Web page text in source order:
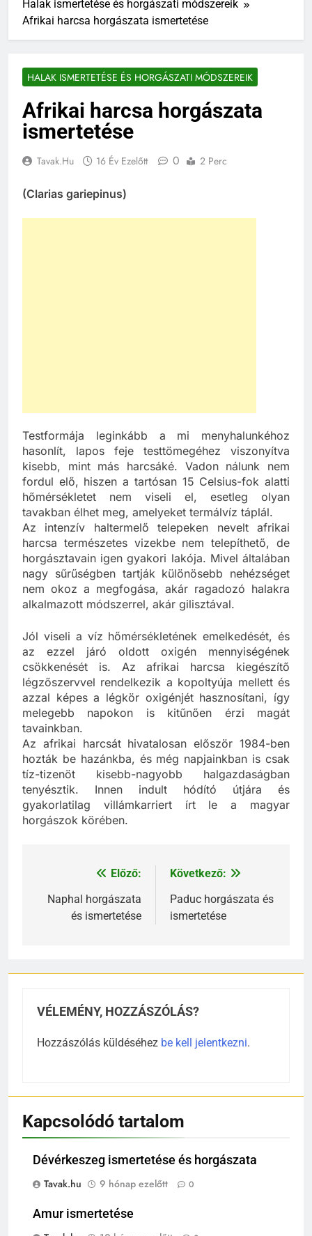
Halak ismertetése és horgászati módszereik
Afrikai harcsa horgászata ismertetése
HALAK ISMERTETÉSE ÉS HORGÁSZATI MÓDSZEREIK
Afrikai harcsa horgászata
ismertetése
Tavak.hu 16 Év Ezelőtt 0 2 Perc
(Clarias gariepinus)
Testformája leginkább a mi menyhalunkéhoz
hasonlít, lapos feje testtömegéhez viszonyítva
kisebb, mint más harcsáké. Vadon nálunk nem
fordul elő, hiszen a tartósan 15 Celsius-fok alatti
hőmérsékletet nem viseli el, esetleg olyan
tavakban élhet meg, amelyeket termálvíz táplál.
Az intenzív haltermelő telepeken nevelt afrikai
harcsa természetes vizekbe nem telepíthető, de
horgásztavain igen gyakori lakója. Mivel általában
nagy sűrűségben tartják különösebb nehézséget
nem okoz a megfogása, akár ragadozó halakra
alkalmazott módszerrel, akár gilisztával.
Jól viseli a víz hőmérsékletének emelkedését, és
az ezzel járó oldott oxigén mennyiségének
csökkenését is. Az afrikai harcsa kiegészítő
légzőszervvel rendelkezik a kopoltyúja mellett és
azzal képes a légkör oxigénjét hasznosítani, így
melegebb napokon is kitűnően érzi magát
tavainkban.
Az afrikai harcsát hivatalosan először 1984-ben
hozták be hazánkba, és még napjainkban is csak
tíz-tizenöt kisebb-nagyobb halgazdaságban
tenyésztik. Innen indult hódító útjára és
gyakorlatilag villámkarriert írt le a magyar
horgászok körében.
Bejegyzés
navigáció
Előző:
Naphal horgászata
és ismertetése
Következő:
Paduc horgászata és
ismertetése
VÉLEMÉNY, HOZZÁSZÓLÁS?
Hozzászólás küldéséhez be kell jelentkezni.
Kapcsolódó tartalom
Dévérkeszeg ismertetése és horgászata
Tavak.hu
9 hónap ezelőtt 0
Amur ismertetése